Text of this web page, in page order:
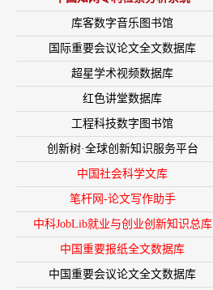
库客数字音乐图书馆
国际重要会议论文全文数据库
超星学术视频数据库
红色讲堂数据库
工程科技数字图书馆
创新树·全球创新知识服务平台
中国社会科学文库
笔杆网-论文写作助手
中科JobLib就业与创业创新知识总库
中国重要报纸全文数据库
中国重要会议论文全文数据库